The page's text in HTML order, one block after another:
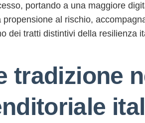
portando a una maggiore
al rischio,
dei tratti distintivi della resilienza
tradizione